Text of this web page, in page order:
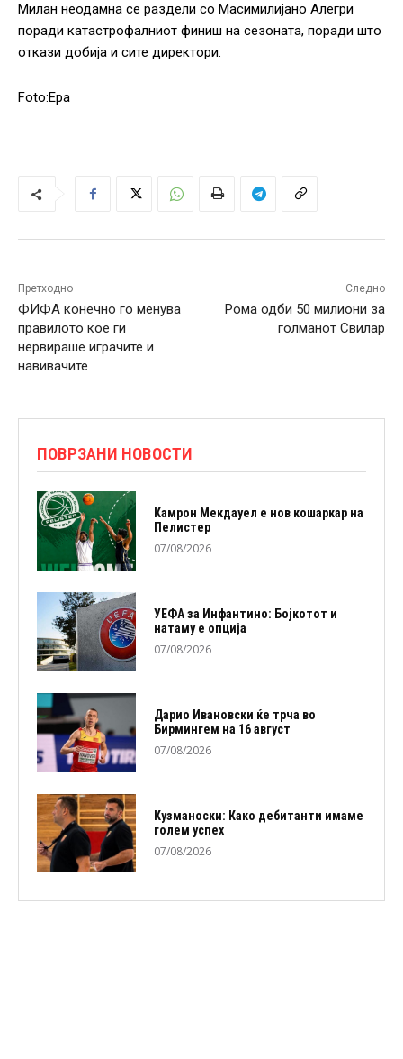
Милан неодамна се раздели со Масимилијано Алегри
поради катастрофалниот финиш на сезоната, поради што
откази добија и сите директори.
Foto:Epa
Претходно
ФИФА конечно го менува
правилото кое ги
нервираше играчите и
навивачите
Следно
Рома одби 50 милиони за
голманот Свилар
ПОВРЗАНИ НОВОСТИ
Камрон Мекдауел е нов кошаркар на
Пелистер
07/08/2026
УЕФА за Инфантино: Бојкотот и
натаму е опција
07/08/2026
Дарио Ивановски ќе трча во
Бирмингем на 16 август
07/08/2026
Кузманоски: Како дебитанти имаме
голем успех
07/08/2026